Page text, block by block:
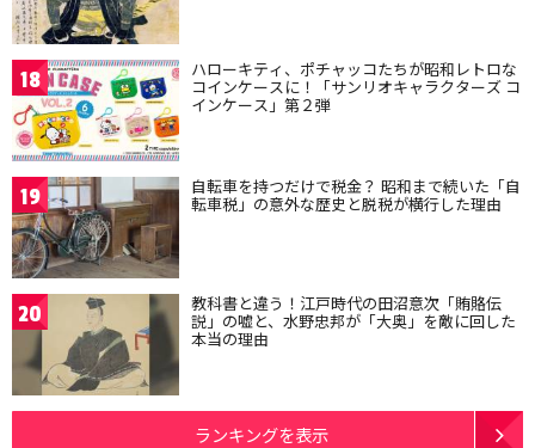
18 ハローキティ、ポチャッコたちが昭和レトロな
コインケースに！「サンリオキャラクターズ コ
インケース」第２弾
19 自転車を持つだけで税金？ 昭和まで続いた「自
転車税」の意外な歴史と脱税が横行した理由
20 教科書と違う！江戸時代の田沼意次「賄賂伝
説」の嘘と、水野忠邦が「大奥」を敵に回した
本当の理由
ランキングを表示